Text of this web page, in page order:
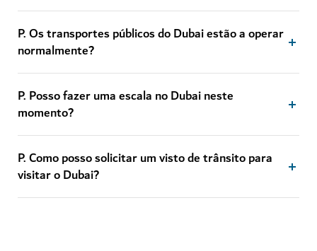
P. Os transportes públicos do Dubai estão a operar
normalmente?
P. Posso fazer uma escala no Dubai neste
momento?
P. Como posso solicitar um visto de trânsito para
visitar o Dubai?